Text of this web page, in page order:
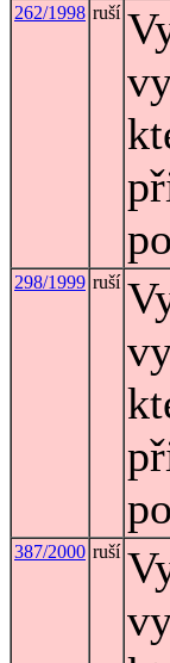
262/1998 ruší
298/1999 ruší
387/2000 ruší